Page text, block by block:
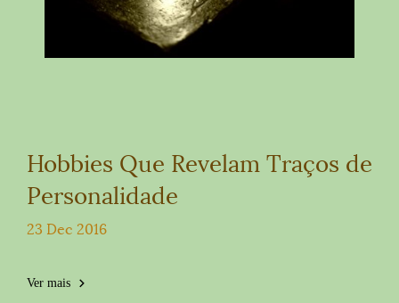
Hobbies Que Revelam Traços de
Personalidade
23 Dec 2016
Ver mais